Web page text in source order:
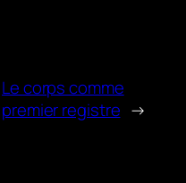
Le corps comme
premier registre →